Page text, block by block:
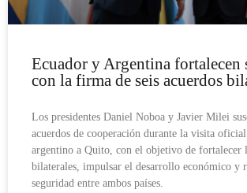
Ecuador y Argentina fortalecen
con la firma de seis acuerdos
Los presidentes Daniel Noboa y Javier Milei
acuerdos de cooperación durante la visita
argentino a Quito, con el objetivo de fortalecer
bilaterales, impulsar el desarrollo económico y
seguridad entre ambos países.